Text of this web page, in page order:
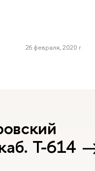
26 февраля, 2020 г.
Т-614